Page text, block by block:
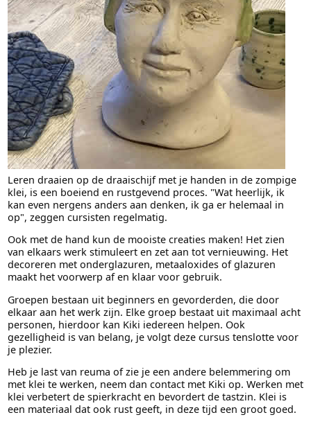
Leren draaien op de draaischijf met je handen in de zompige
klei, is een boeiend en rustgevend proces. "Wat heerlijk, ik
kan even nergens anders aan denken, ik ga er helemaal in
op", zeggen cursisten regelmatig.
Ook met de hand kun de mooiste creaties maken! Het zien
van elkaars werk stimuleert en zet aan tot vernieuwing. Het
decoreren met onderglazuren, metaaloxides of glazuren
maakt het voorwerp af en klaar voor gebruik.
Groepen bestaan uit beginners en gevorderden, die door
elkaar aan het werk zijn. Elke groep bestaat uit maximaal acht
personen, hierdoor kan Kiki iedereen helpen. Ook
gezelligheid is van belang, je volgt deze cursus tenslotte voor
je plezier.
Heb je last van reuma of zie je een andere belemmering om
met klei te werken, neem dan contact met Kiki op. Werken met
klei verbetert de spierkracht en bevordert de tastzin. Klei is
een materiaal dat ook rust geeft, in deze tijd een groot goed.